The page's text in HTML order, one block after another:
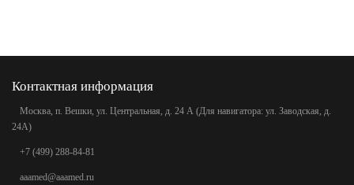
Контактная информация
Москва, п. Вешки, ул. Центральная, д. 24 А (Для навигатора: ул. Заводская, д.
24А)
+7 (499) 288-84-81
aaamed@aaamed.ru